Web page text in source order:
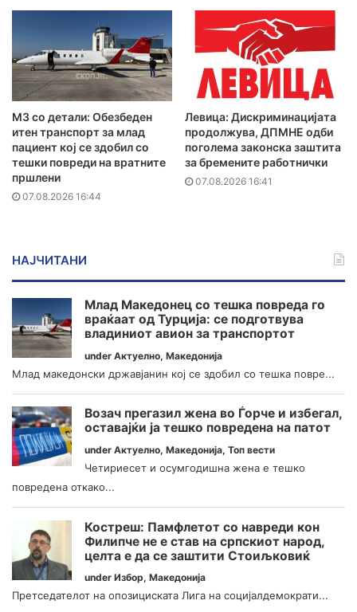
MЗ со детали: Обезбеден
итен транспорт за млад
пациент кој се здобил со
тешки повреди на вратните
пршлени
07.08.2026 16:44
Левица: Дискриминацијата
продолжува, ДПМНЕ одби
поголема законска заштита
за бремените работнички
07.08.2026 16:41
НАЈЧИТАНИ
Млад Македонец со тешка повреда го
враќаат од Турција: се подготвува
владиниот авион за транспортот
under Актуелно, Македонија
Млад македонски државјанин кој се здобил со тешка повре...
Возач прегазил жена во Ѓорче и избегал,
оставајќи ја тешко повредена на патот
under Актуелно, Македонија, Топ вести
Четириесет и осумгодишна жена е тешко
повредена откако...
Костреш: Памфлетот со навреди кон
Филипче не е став на српскиот народ,
целта е да се заштити Стоиљковиќ
under Избор, Македонија
Претседателот на опозициската Лига на социјалдемократи...